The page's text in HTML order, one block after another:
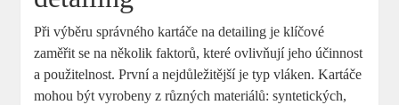
Při výběru správného kartáče ​na ​detailing⁤ je klíčové⁣
zaměřit se na několik faktorů, které‍ ovlivňují ⁤jeho účinnost
a použitelnost.⁤ První a​ nejdůležitější je typ​ vláken.​ Kartáče
mohou ⁤být vyrobeny z různých materiálů:‌ syntetických,